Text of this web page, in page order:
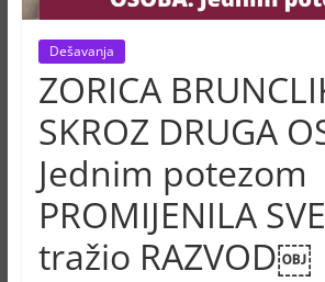
Dešavanja
ZORICA
SKROZ DRUGA
Jednim potezom
PROMIJENILA
tražio RAZVOD￼